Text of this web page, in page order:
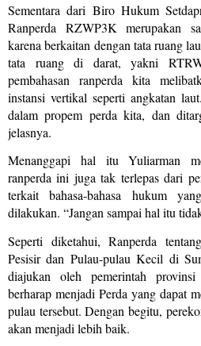
Sementara dari Biro Hukum
Ranperda RZWP3K merupakan
karena berkaitan dengan tata ruang
tata ruang di darat, yakni
pembahasan ranperda kita
instansi vertikal seperti angkatan
dalam propem perda kita, dan
jelasnya.
Menanggapi hal itu Yuliarman
ranperda ini juga tak terlepas dari
terkait bahasa-bahasa hukum
dilakukan. “Jangan sampai hal itu
Seperti diketahui, Ranperda
Pesisir dan Pulau-pulau Kecil di
diajukan oleh pemerintah
berharap menjadi Perda yang dapat
pulau tersebut. Dengan begitu,
akan menjadi lebih baik.